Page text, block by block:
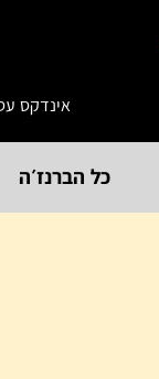
אינדקס
כל הברנז׳ה